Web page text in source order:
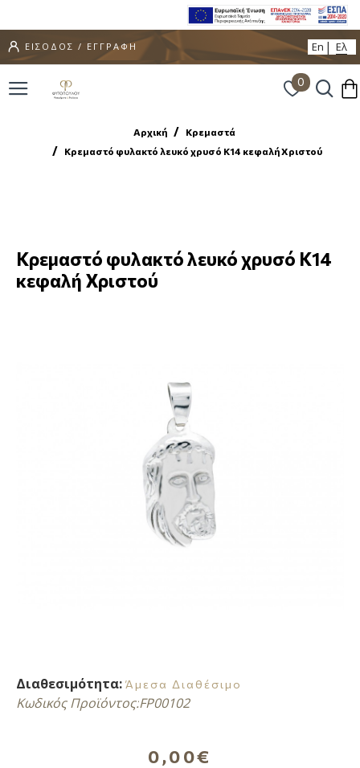
ΕΙΣΟΔΟΣ / ΕΓΓΡΑΦΗ En Ελ
0
Αρχική
Κρεμαστά
Κρεμαστό φυλακτό λευκό χρυσό Κ14 κεφαλή Χριστού
Κρεμαστό φυλακτό λευκό χρυσό Κ14
κεφαλή Χριστού
Διαθεσιμότητα: Άμεσα Διαθέσιμο
Κωδικός Προϊόντος:FP00102
0,00€